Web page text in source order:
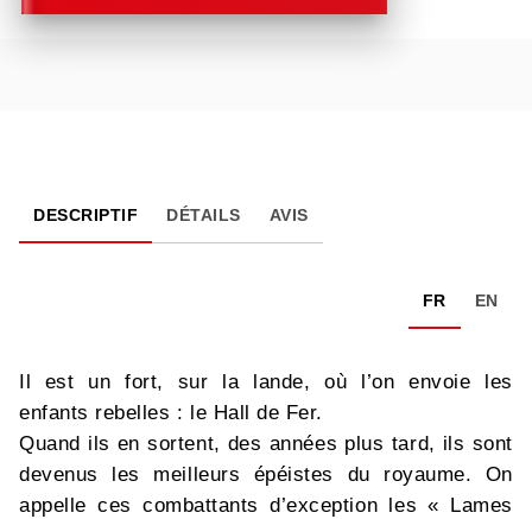
DESCRIPTIF DÉTAILS AVIS
FR EN
Il est un fort, sur la lande, où l’on envoie les
enfants rebelles : le Hall de Fer.
Quand ils en sortent, des années plus tard, ils sont
devenus les meilleurs épéistes du royaume. On
appelle ces combattants d’exception les « Lames